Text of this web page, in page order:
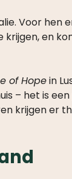
Voor hen
en
of Hopein
– het is
krijgen er